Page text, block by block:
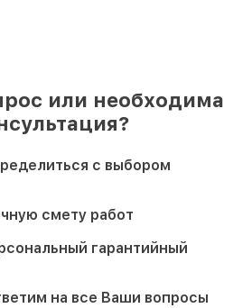
или необходима
с выбором
смету работ
гарантийный
на все Ваши вопросы